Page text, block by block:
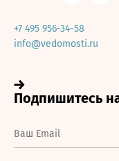
+7 495 956-34-58
info@vedomosti.ru